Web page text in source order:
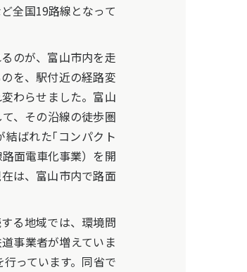
全国19路線となって
のが、富山市内を走
を、駅付近の経路変
わらせました。富山
、その沿線の徒歩圏
結ばれた｢コンパクト
面電車化事業）を開
は、富山市内で路面
る地域では、環境問
事業者が増えていま
っています。同省で